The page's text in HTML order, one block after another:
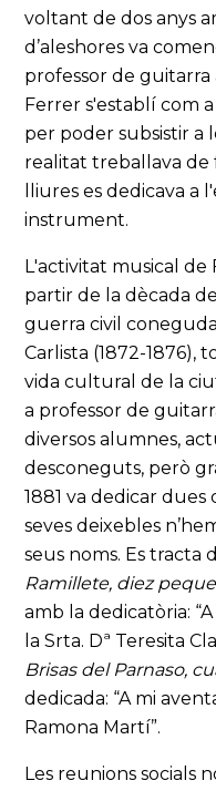
voltant de dos anys
d’aleshores va
professor de guitarra
Ferrer s'establí com
per poder subsistir a
realitat treballava de
lliures es dedicava
instrument.
L'activitat musical de
partir de la dècada
guerra civil
Carlista (1872-1876),
vida cultural de la
a professor de
diversos alumnes,
desconeguts, però
1881 va dedicar dues
seves deixebles
seus noms. Es tracta
Ramillete, diez
amb la dedicatòria:
la Srta. Dª Teresita
Brisas del Parnaso,
dedicada: “A mi
Ramona Martí”.
Les reunions socials